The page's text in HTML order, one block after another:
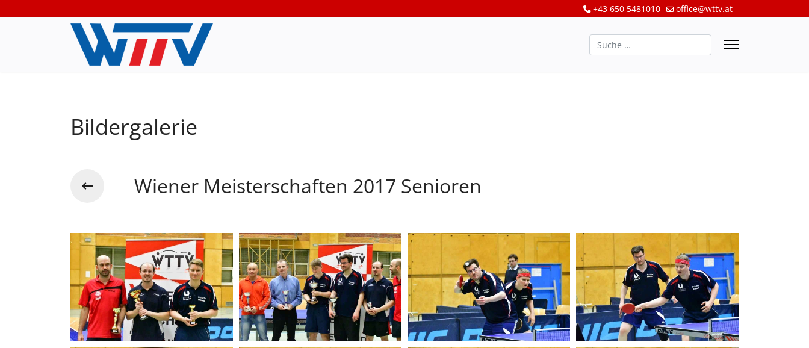
+43 650 5481010 office@wttv.at
Suchen
Bildergalerie
Wiener Meisterschaften 2017 Senioren